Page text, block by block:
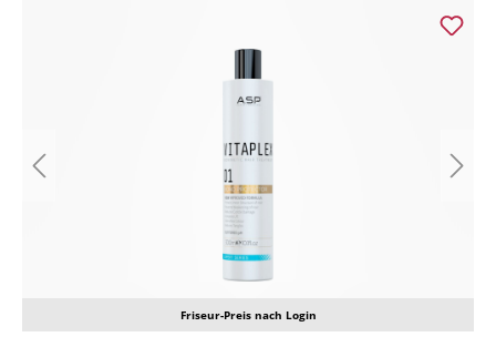
Friseur-Preis nach Login